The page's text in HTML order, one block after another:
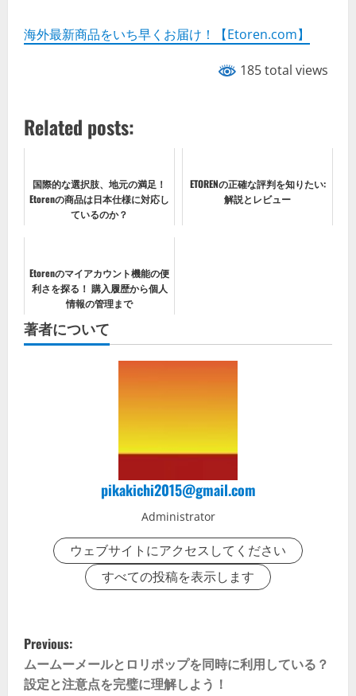
海外最新商品をいち早くお届け！【Etoren.com】
185 total views
Related posts:
国際的な選択肢、地元の満足！
Etorenの商品は日本仕様に対応し
ているのか？
ETORENの正確な評判を知りたい:
解説とレビュー
Etorenのマイアカウント機能の便
利さを探る！ 購入履歴から個人
情報の管理まで
著者について
pikakichi2015@gmail.com
Administrator
ウェブサイトにアクセスしてください
すべての投稿を表示します
P
o
Previous:
ムームーメールとロリポップを同時に利用している？
設定と注意点を完璧に理解しよう！